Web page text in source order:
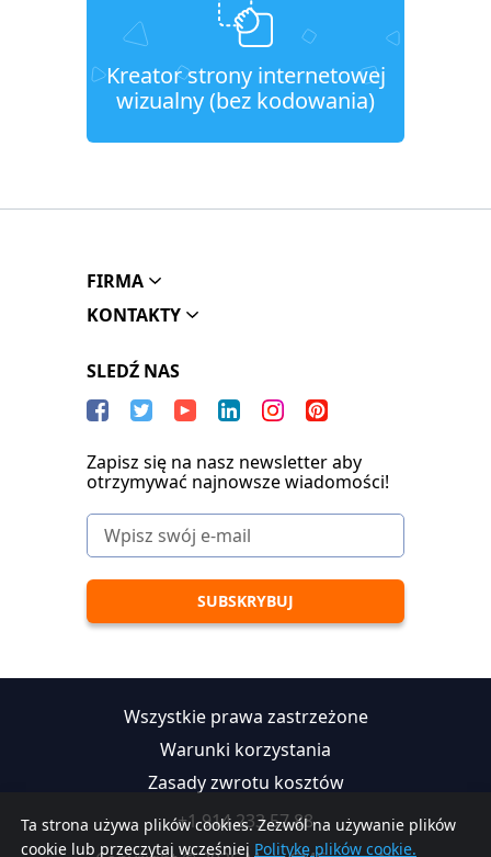
Kreator strony internetowej
wizualny (bez kodowania)
Ta strona używa plików cookies. Zezwól na używanie plików
cookie lub przeczytaj wcześniej Politykę plików cookie.
FIRMA
KONTAKTY
SLEDŹ NAS
Zapisz się na nasz newsletter aby
otrzymywać najnowsze wiadomości!
Wszystkie prawa zastrzeżone
Warunki korzystania
Zasady zwrotu kosztów
+1 914 233 57 88